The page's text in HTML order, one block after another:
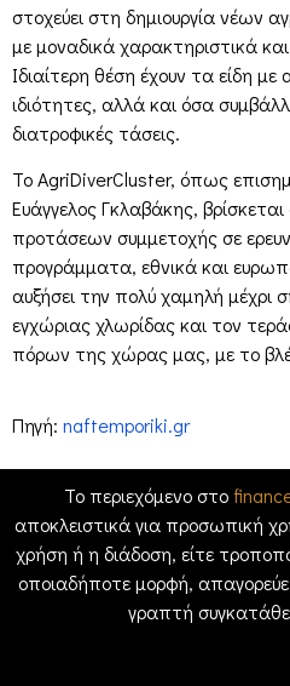
στοχεύει στη δημιουργία νέων
με μοναδικά χαρακτηριστικά
Ιδιαίτερη θέση έχουν τα είδη
ιδιότητες, αλλά και όσα
διατροφικές τάσεις.
Το AgriDiverCluster, όπως
Ευάγγελος Γκλαβάκης,
προτάσεων συμμετοχής σε
προγράμματα, εθνικά και
αυξήσει την πολύ χαμηλή μέχρι
εγχώριας χλωρίδας και τον
πόρων της χώρας μας, με το
Πηγή: naftemporiki.gr
Το περιεχόμενο στο
αποκλειστικά για προσωπική
χρήση ή η διάδοση, είτε
οποιαδήποτε μορφή,
γραπτή